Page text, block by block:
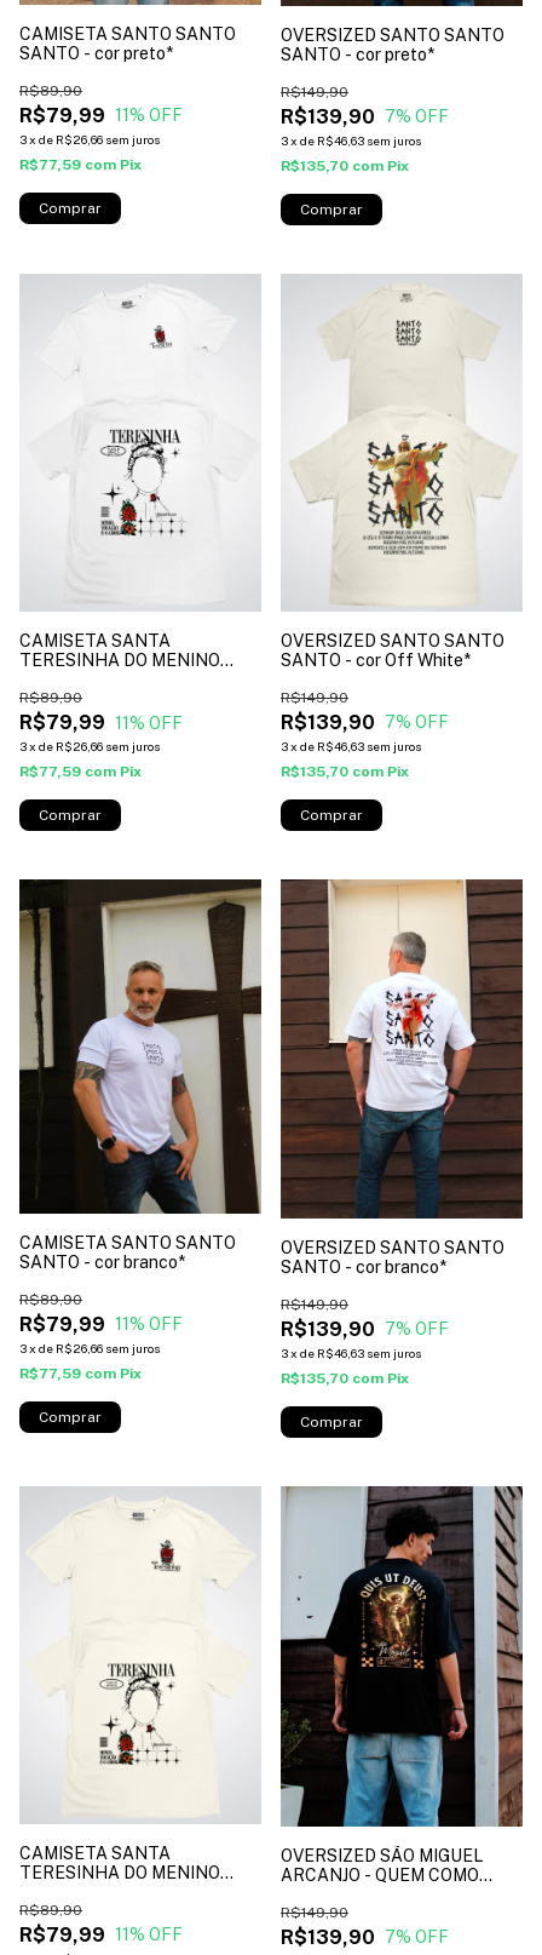
CAMISETA SANTO SANTO
SANTO - cor preto*
R$79,99
R$89,90
11% OFF
3x de R$26,66 sem juros
R$77,59 com Pix
Comprar
OVERSIZED SANTO SANTO
SANTO - cor preto*
R$139,90
R$149,90
7% OFF
3x de R$46,63 sem juros
R$135,70 com Pix
Comprar
CAMISETA SANTA
TERESINHA DO MENINO
R$79,99
R$89,90
11% OFF
3x de R$26,66 sem juros
R$77,59 com Pix
Comprar
OVERSIZED SANTO SANTO
SANTO - cor Off White*
R$139,90
R$149,90
7% OFF
3x de R$46,63 sem juros
R$135,70 com Pix
Comprar
CAMISETA SANTO SANTO
SANTO - cor branco*
R$79,99
R$89,90
11% OFF
3x de R$26,66 sem juros
R$77,59 com Pix
Comprar
OVERSIZED SANTO SANTO
SANTO - cor branco*
R$139,90
R$149,90
7% OFF
3x de R$46,63 sem juros
R$135,70 com Pix
Comprar
CAMISETA SANTA
TERESINHA DO MENINO
R$79,99
R$89,90
11% OFF
OVERSIZED SÃO MIGUEL
ARCANJO - QUEM COMO
R$139,90
R$149,90
7% OFF